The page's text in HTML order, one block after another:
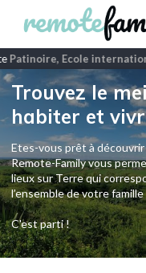
Patinoire, Ecole
Trouvez le
habiter et
Etes-vous prêt à
Remote-Family vous
lieux sur Terre qui
l’ensemble de votre famille
C'est parti !